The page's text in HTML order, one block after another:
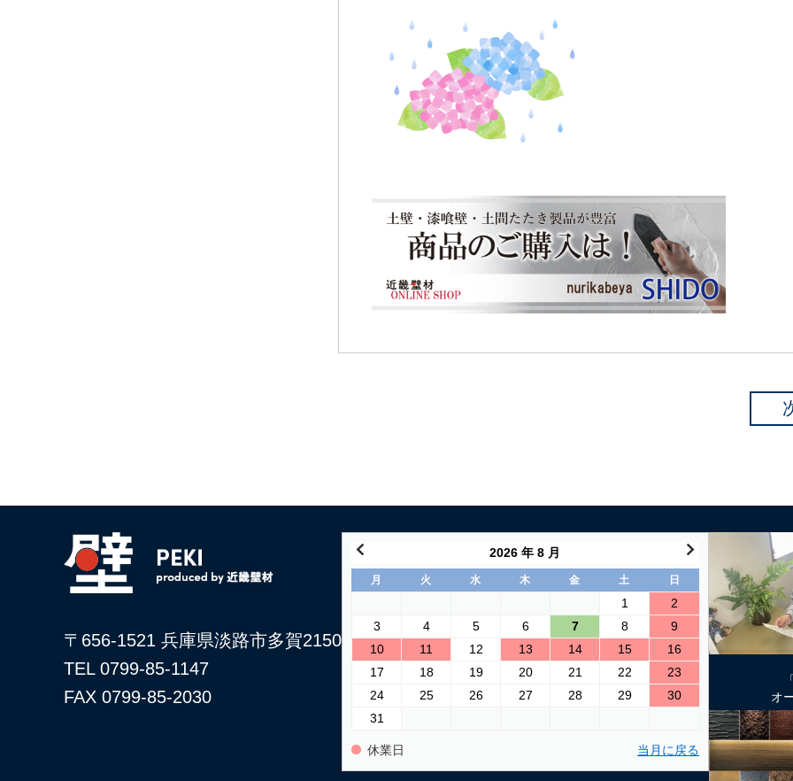
〒656-1521 兵庫県淡路市多賀2150
TEL 0799-85-1147
FAX 0799-85-2030
2026 年 8 月
月 火 水 木 金 土 日
1
2
3
4 5 6 7 8
9
10
11 12 13 14 15
16
17
18 19 20 21 22
23
24
25 26 27 28 29
30
31
休業日 当月に戻る
オ